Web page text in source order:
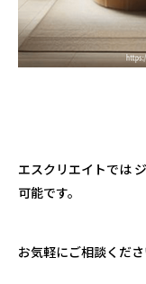
エスクリエイトでは
可能です。
お気軽にご相談くださ